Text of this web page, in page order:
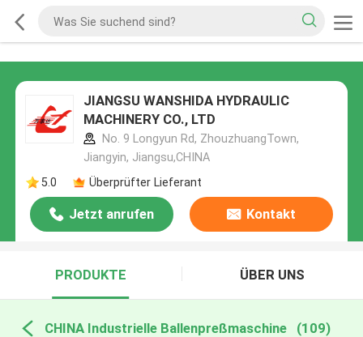
JIANGSU WANSHIDA HYDRAULIC
MACHINERY CO., LTD
No. 9 Longyun Rd, ZhouzhuangTown,
Jiangyin, Jiangsu,CHINA
5.0
Überprüfter Lieferant
Jetzt anrufen Kontakt
PRODUKTE ÜBER UNS
CHINA Industrielle Ballenpreßmaschine (109)